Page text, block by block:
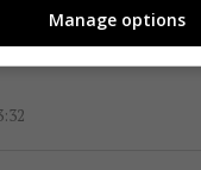
то
за $5
2026
"безопасную
атак
Manage options